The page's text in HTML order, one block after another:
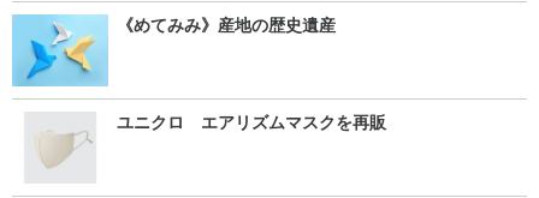
《めてみみ》産地の歴史遺産
ユニクロ エアリズムマスクを再販